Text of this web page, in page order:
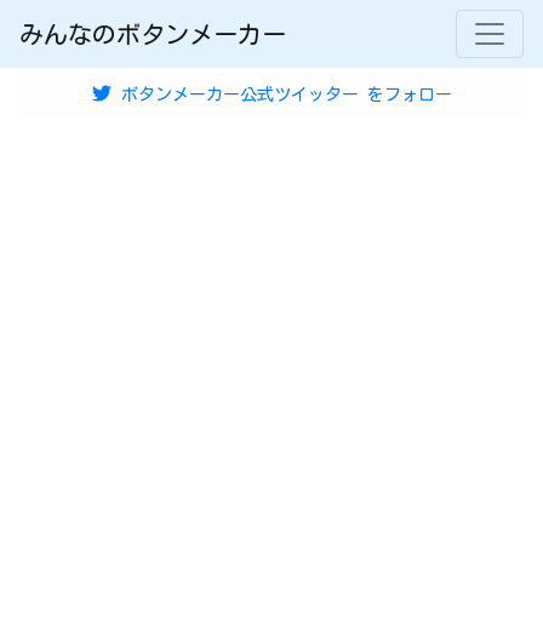
みんなのボタンメーカー
ボタンメーカー公式ツイッター をフォロー